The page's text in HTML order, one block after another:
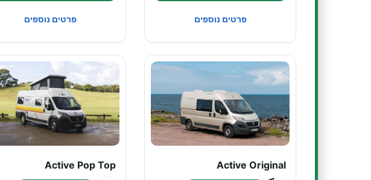
פרטים נוספים פרטים נוספים
Active Original
Active Pop Top